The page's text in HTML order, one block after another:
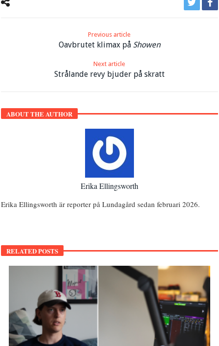
Previous article
Oavbrutet klimax på Showen
Next article
Strålande revy bjuder på skratt
ABOUT THE AUTHOR
Erika Ellingsworth
Erika Ellingsworth är reporter på Lundagård sedan februari 2026.
RELATED POSTS